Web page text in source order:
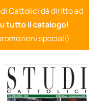
Cattolici dà diritto ad
tutto il catalogo!
speciali)